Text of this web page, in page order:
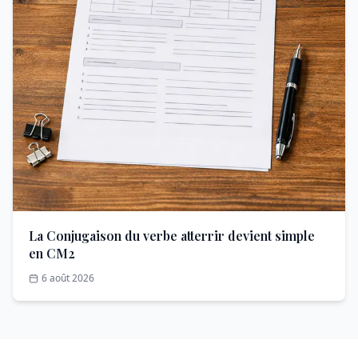
La Conjugaison du verbe atterrir devient simple
en CM2
6 août 2026